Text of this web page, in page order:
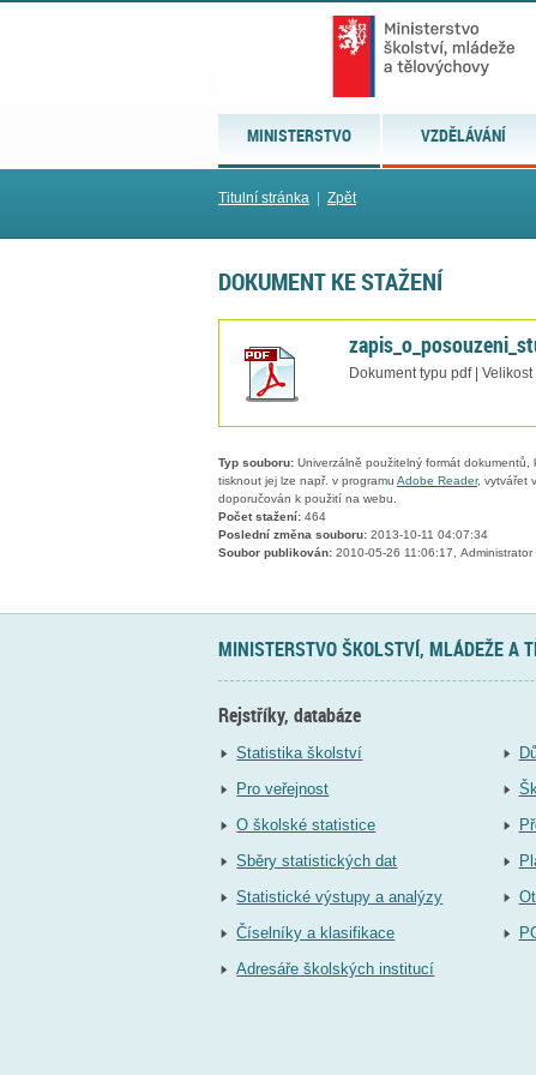
MINISTERSTVO VZDĚLÁVÁNÍ
Titulní stránka Zpět
DOKUMENT KE STAŽENÍ
Dokument typu pdf | Velikost
Typ souboru: Univerzálně použitelný formát
tisknout jej lze např. v programu Adobe Reader, vytvářet
doporučován k použití na webu.
Počet stažení: 464
Poslední změna souboru: 2013-10-11 04:07:34
Soubor publikován: 2010-05-26 11:06:17, Administrator
MINISTERSTVO ŠKOLSTVÍ, MLÁDEŽE A
Rejstříky, databáze
Statistika školství
Pro veřejnost
O školské statistice
Sběry statistických dat
Statistické výstupy a analýzy
Číselníky a klasifikace
Adresáře školských institucí